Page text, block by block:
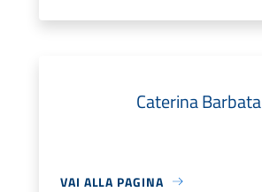
Caterina Barbata
VAI ALLA PAGINA